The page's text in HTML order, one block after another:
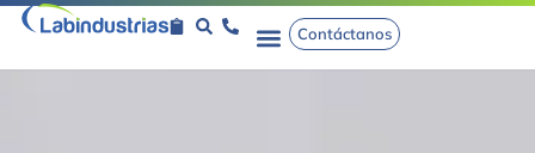
Contáctanos